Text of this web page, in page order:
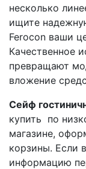
несколько
ищите
Ferocon ваши
Качественное
превращают
вложение
Сейф
купить по
магазине,
корзины. Если
информацию